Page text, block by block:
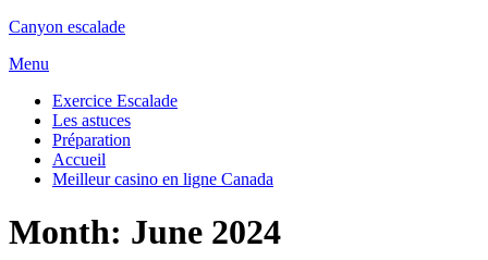
Canyon escalade
Skip
content
Menu
Exercice Escalade
Les astuces
Préparation
Accueil
Meilleur casino en ligne Canada
Month: June 2024